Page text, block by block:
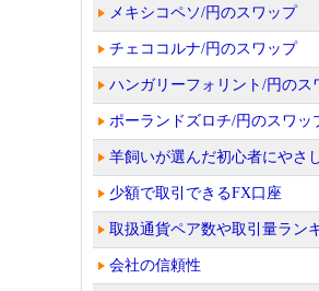
メキシコペソ/円のスワップ
チェココルナ/円のスワップ
ハンガリーフォリント/円のス
ポーランドズロチ/円のスワッ
羊飼いが選んだ初心者にやさ
少額で取引できるFX口座
取扱通貨ペア数や取引量ラン
会社の信頼性